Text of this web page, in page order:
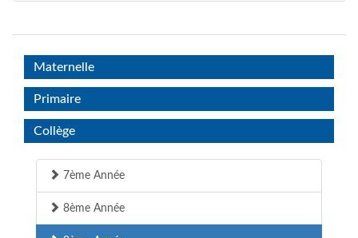
Maternelle
Primaire
Collège
7ème Année
8ème Année